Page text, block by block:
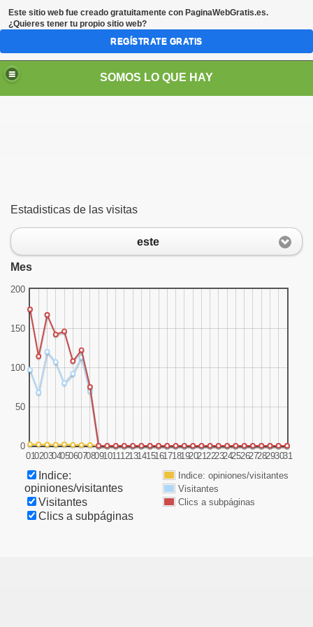
SOMOS LO QUE HAY
Estadisticas de las visitas
este
Mes
01020304050607080910111213141516171819202122232425262728293031
0
50
100
150
200
Indice: opiniones/visitantes
Visitantes
Clics a subpáginas
Indice:
opiniones/visitantes
Visitantes
Clics a subpáginas
Este sitio web fue creado gratuitamente con PaginaWebGratis.es.
¿Quieres tener tu propio sitio web?
REGÍSTRATE GRATIS